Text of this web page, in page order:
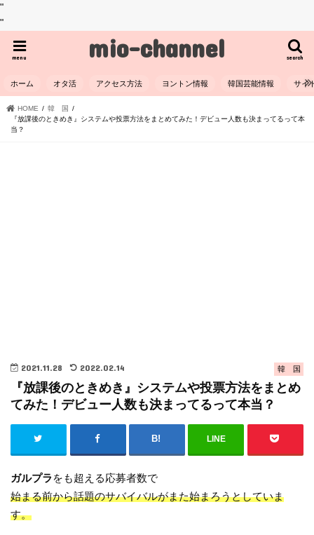
"
"
mio-channel search
menu
ホーム オタ活 アクセス方法 ヨントン情報 韓国芸能情報 サイ
HOME
韓 国
『放課後のときめき』システムや投票方法をまとめてみた！デビュー人数も決まってるって本
当？
韓 国
2021.11.28 2022.02.14
『放課後のときめき』システムや投票方法をまとめ
てみた！デビュー人数も決まってるって本当？
LINE
ガルプラをも超える応募者数で
始まる前から話題のサバイバルがまた始まろうとしていま
す。